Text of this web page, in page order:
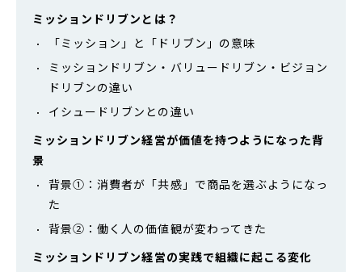
ミッションドリブンとは？
「ミッション」と「ドリブン」の意味
ミッションドリブン・バリュードリブン・ビジョン
ドリブンの違い
イシュードリブンとの違い
ミッションドリブン経営が価値を持つようになった背
景
背景①：消費者が「共感」で商品を選ぶようになっ
た
背景②：働く人の価値観が変わってきた
ミッションドリブン経営の実践で組織に起こる変化